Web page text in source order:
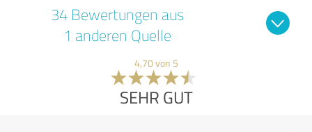
34 Bewertungen aus
1 anderen Quelle
4,70 von 5
SEHR GUT